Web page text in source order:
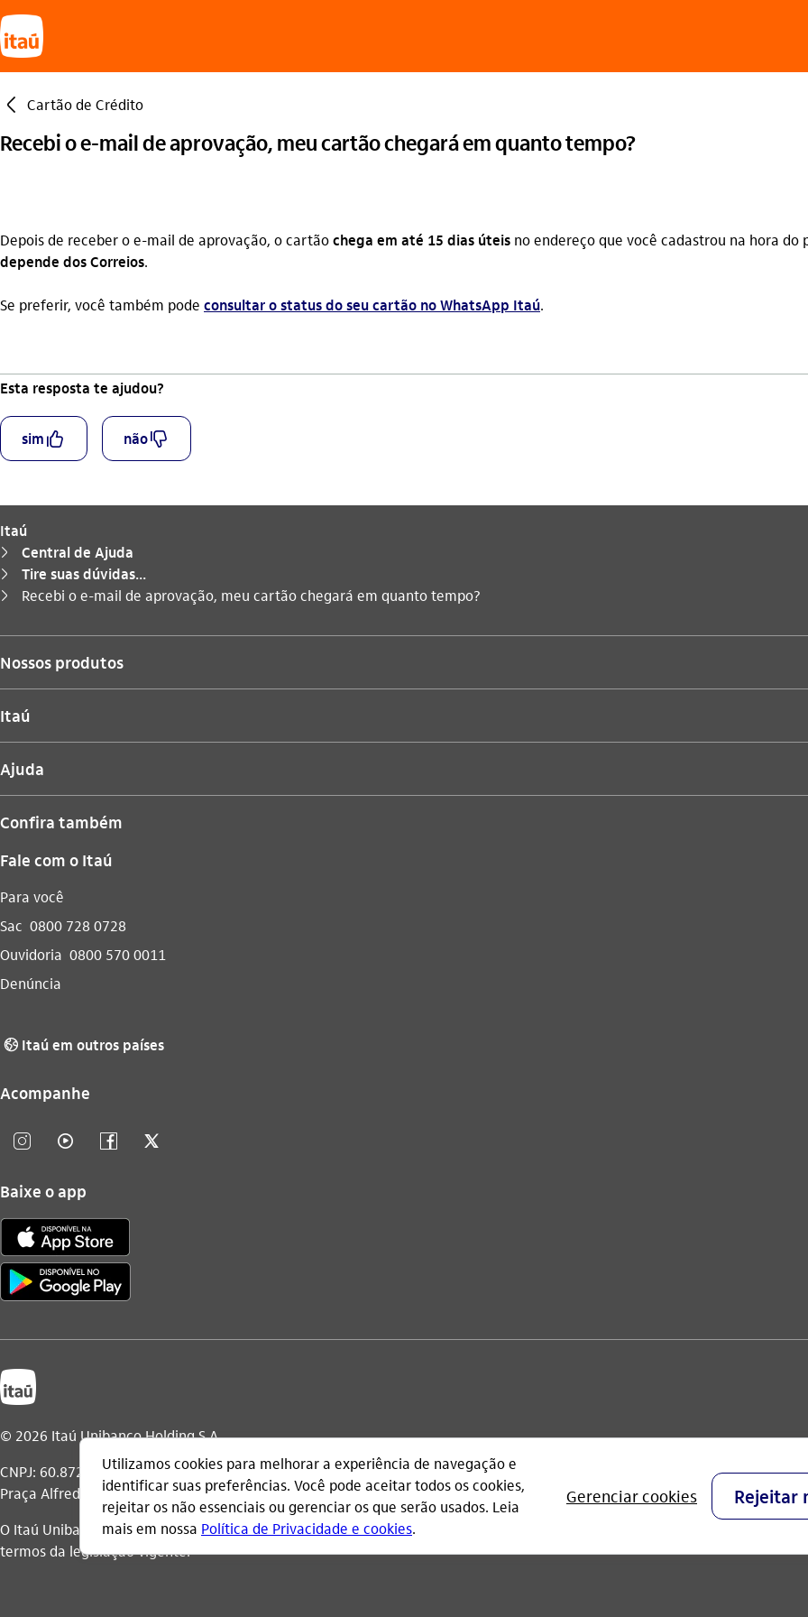
seta_esquerda Cartão de Crédito
Recebi o e-mail de aprovação, meu cartão chegará em quanto tempo?
Depois de receber o e-mail de aprovação, o cartãochega em até 15 dias úteis no endereço que você cadastrou na hora
depende dos Correios.
Se preferir, você também pode consultar o status do seu cartão no WhatsApp Itaú.
Esta resposta te ajudou?
simcurtir_outline nãodescurtir_outline
Itaú
seta_direita Central de Ajuda
seta_direita Tire suas dúvidas...
seta_direita
Você está aqui:
Recebi o e-mail de aprovação, meu cartão chegará em quanto tempo?
Nossos produtos
Itaú
Ajuda
Confira também
Fale com o Itaú
Para você
Sac 0800 728 0728
Ouvidoria 0800 570 0011
Denúncia
globo_outline Itaú em outros países
Acompanhe
instagram_outline video_outline facebook_outline twitter_outline
Baixe o app
© 2026 Itaú Unibanco Holding S.A.
CNPJ: 60.872.504/0001-23
Praça Alfredo Egydio de Souza Aranha, 100, Torre Olavo Setubal, Parque Jabaquara - CEP 04344-902 - São Paulo - Brasil.
O Itaú Unibanco Holding S.A. é integrante do Conglomerado Itaú Unibanco e possui autorização do Banco Central do Brasil
termos da legislação vigente.